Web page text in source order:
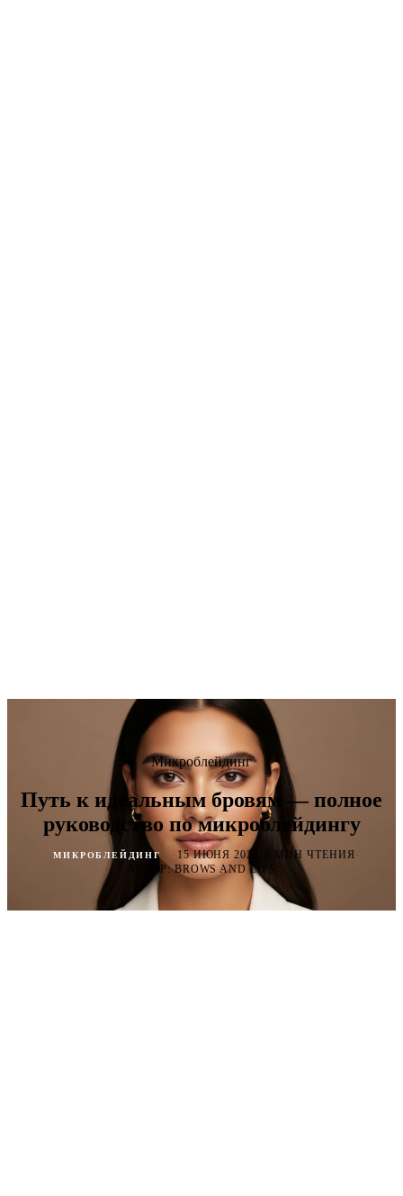
Микроблейдинг
Путь к идеальным бровям — полное
руководство по микроблейдингу
МИКРОБЛЕЙДИНГ · 15 ИЮНЯ 2023 6 МИН ЧТЕНИЯ ·
АВТОР: BROWS AND LIPS